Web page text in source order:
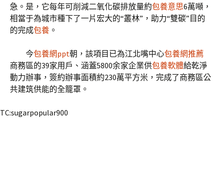
急。是，它每年可削減二氧化碳排放量約包養意思6萬噸，
相當于為城市種下了一片宏大的“叢林”，助力“雙碳”目的
的完成包養 。
今包養網ppt朝，該項目已為江北嘴中心包養網推薦
商務區的39家用戶、涵蓋5800余家企業供包養軟體給乾淨
動力辦事，簽約辦事面積約230萬平方米，完成了商務區公
共建筑供能的全籠罩。
TC:sugarpopular900